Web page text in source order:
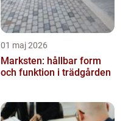
01 maj 2026
Marksten: hållbar form
och funktion i trädgården